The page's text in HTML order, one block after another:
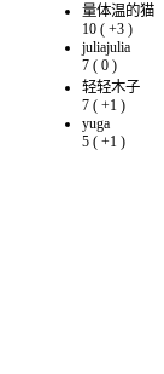
量体温的猫
10 ( +3 )
juliajulia
7 ( 0 )
轻轻木子
7 ( +1 )
yuga
5 ( +1 )